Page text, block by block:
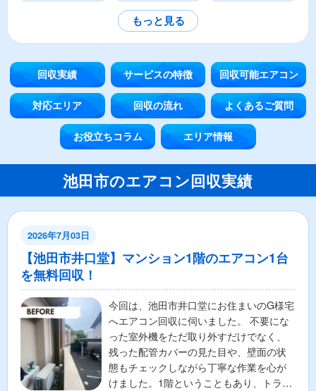
もっと見る
回収実績 サービスの特徴 回収可能エアコン
対応エリア 回収の流れ よくあるご質問
お役立ちコラム エリア情報
池田市のエアコン回収実績
2026年7月03日
【池田市井口堂】マンション1階のエアコン1台
を無料回収！
今回は、池田市井口堂にお住まいのG様宅
へエアコン回収に伺いました。 不要にな
った室外機をただ取り外すだけでなく、
残った配管カバーの見た目や、壁面の状
態もチェックしながら丁寧な作業を心が
けました。1階ということもあり、トラッ